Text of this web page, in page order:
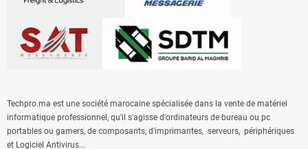
Techpro.ma est une société marocaine spécialisée dans la vente de matériel
informatique professionnel, qu'il s'agisse d'ordinateurs de bureau ou pc
portables ou gamers, de composants, d'imprimantes, serveurs, périphériques
et Logiciel Antivirus...